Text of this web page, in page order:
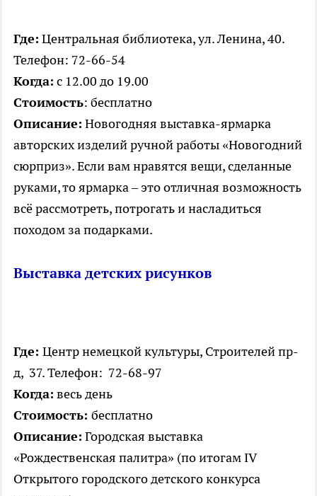
Где: Центральная библиотека, ул. Ленина, 40.
Телефон: 72-66-54
Когда: с 12.00 до 19.00
Стоимость: бесплатно
Описание: Новогодняя выставка-ярмарка
авторских изделий ручной работы «Новогодний
сюрприз». Если вам нравятся вещи, сделанные
руками, то ярмарка – это отличная возможность
всё рассмотреть, потрогать и насладиться
походом за подарками.
Выставка детских рисунков
Где: Центр немецкой культуры, Строителей пр-
д, 37. Телефон: 72-68-97
Когда: весь день
Стоимость: бесплатно
Описание: Городская выставка
«Рождественская палитра» (по итогам IV
Открытого городского детского конкурса